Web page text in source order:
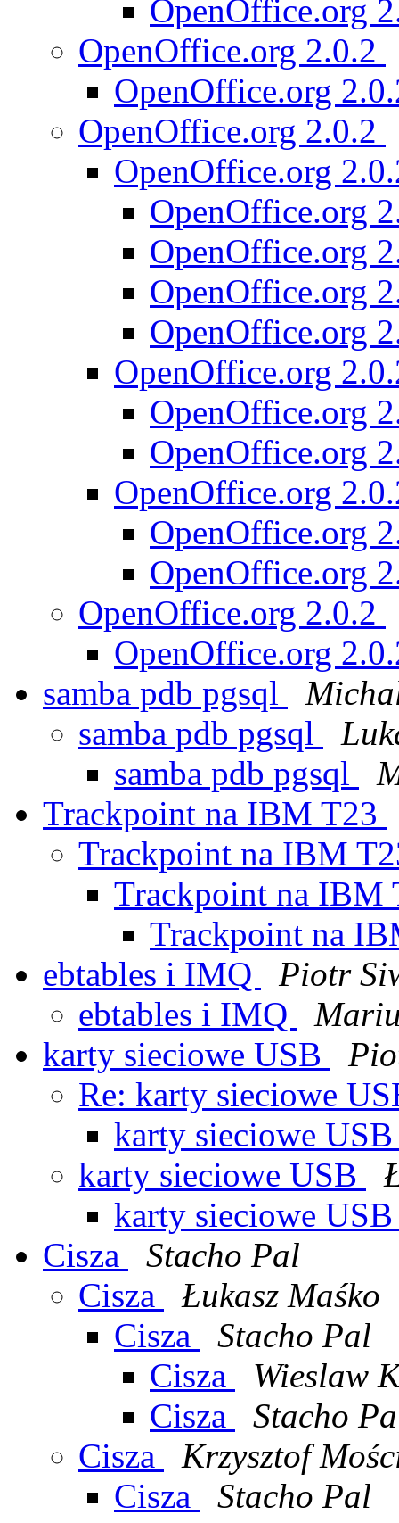
OpenOffice.org
OpenOffice.org 2.0.2
OpenOffice.org
OpenOffice.org 2.0.2
OpenOffice.org
OpenOffice.org
OpenOffice.org
OpenOffice.org
OpenOffice.org
OpenOffice.org
OpenOffice.org
OpenOffice.org
OpenOffice.org
OpenOffice.org
OpenOffice.org
OpenOffice.org 2.0.2
OpenOffice.org
samba pdb pgsql
samba pdb pgsql
samba pdb pgsql
Trackpoint na IBM T23
Trackpoint na IBM
Trackpoint na IBM
Trackpoint na
ebtables i IMQ
Piotr
ebtables i IMQ
karty sieciowe USB
Re: karty sieciowe
karty sieciowe
karty sieciowe USB
karty sieciowe
Cisza
Stacho Pal
Cisza
Łukasz Maśko
Cisza
Stacho Pal
Cisza
Wieslaw
Cisza
Stacho
Cisza
Krzysztof
Cisza
Stacho Pal